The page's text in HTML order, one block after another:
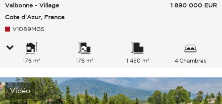
Valbonne - Village
Cote d'Azur, France
1 890 000 EUR
V1089MGS
176 m² 176 m² 1 450 m² 4 Chambres
Vidéo